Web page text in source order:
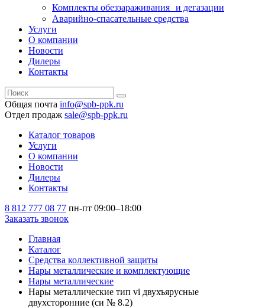
Комплекты обеззараживания и дегазации
Аварийно-спасательные средства
Услуги
О компании
Новости
Дилеры
Контакты
Общая почта info@spb-ppk.ru
Отдел продаж sale@spb-ppk.ru
Каталог товаров
Услуги
О компании
Новости
Дилеры
Контакты
8 812 777 08 77 пн-пт 09:00–18:00
Заказать звонок
Главная
Каталог
Средства коллективной защиты
Нары металлические и комплектующие
Нары металлические
Нары металлические тип vi двухъярусные
двухсторонние (си № 8.2)